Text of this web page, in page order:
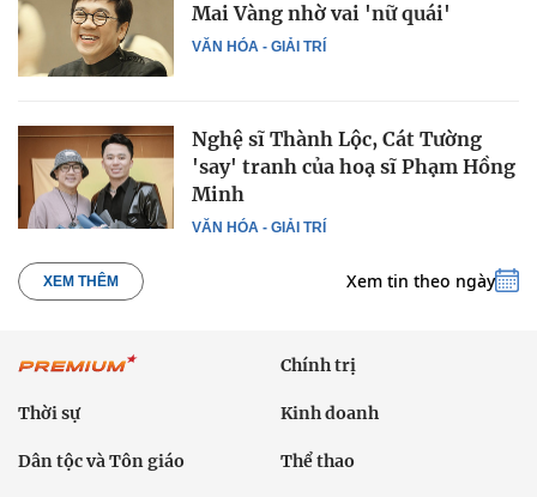
VĂN HÓA - GIẢI TRÍ
Mai Vàng nhờ vai 'nữ quái'
VĂN HÓA - GIẢI TRÍ
Nghệ sĩ Thành Lộc, Cát Tường
'say' tranh của hoạ sĩ Phạm Hồng
Minh
XEM THÊM Xem tin theo ngày
Chính trị
Thời sự Kinh doanh
Dân tộc và Tôn giáo Thể thao